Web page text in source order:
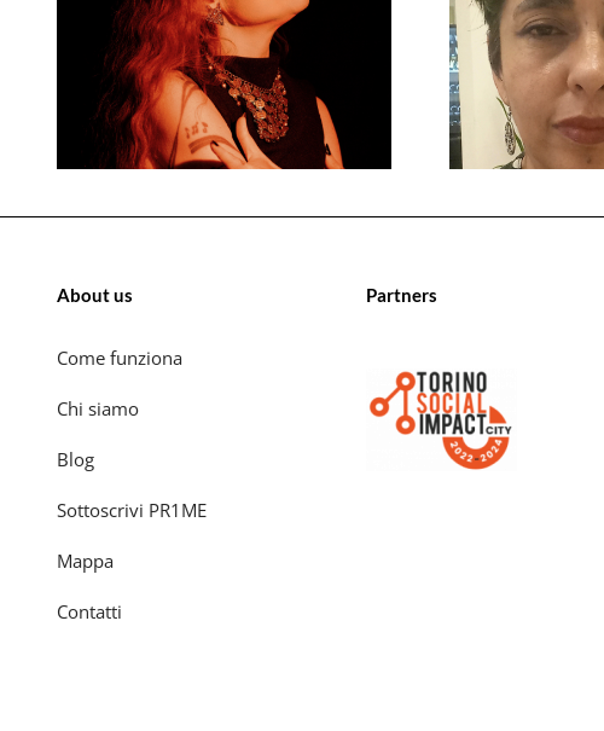
About us
Come funziona
Chi siamo
Blog
Sottoscrivi PR1ME
Mappa
Contatti
Partners